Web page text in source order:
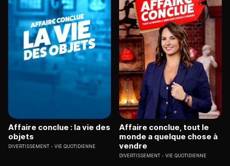
Affaire conclue : la vie des
objets
DIVERTISSEMENT VIE QUOTIDIENNE
Affaire conclue, tout le
monde a quelque chose à
vendre
DIVERTISSEMENT VIE QUOTIDIENNE